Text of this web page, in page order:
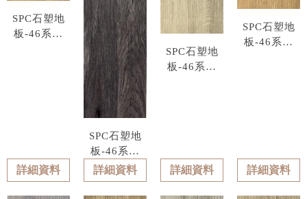
SPC石塑地
板-46系列
詳細資料
SPC石塑地
板-46系列
型號 : 4608
詳細資料
SPC石塑地
板-46系列
詳細資料
SPC石塑地
板-46系列
詳細資料